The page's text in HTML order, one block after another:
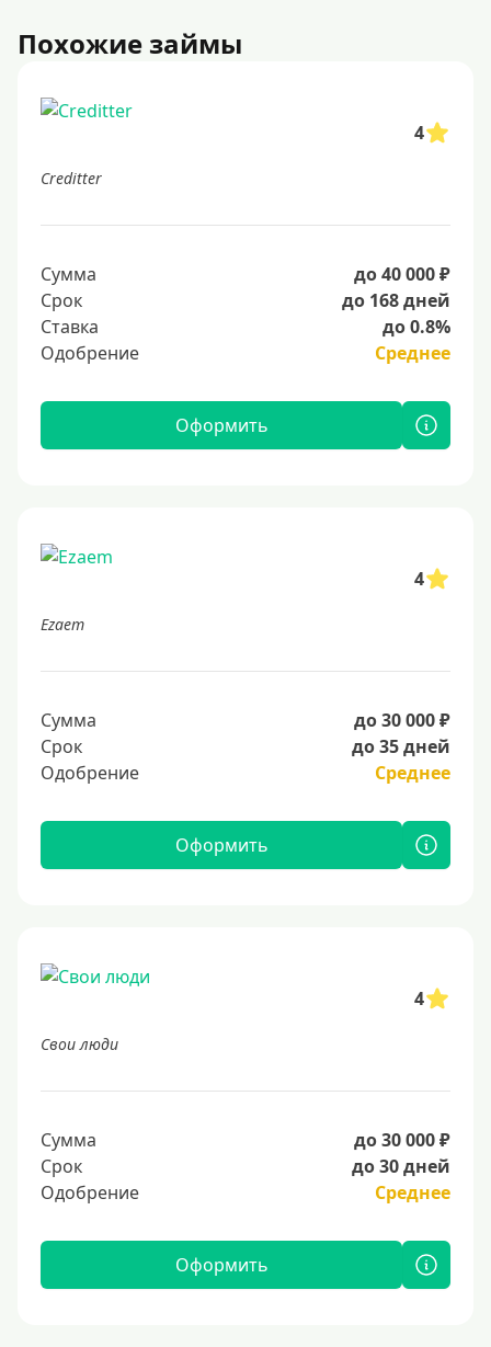
Похожие займы
4
Creditter
Сумма
до 40 000 ₽
Срок
до 168 дней
Ставка
до 0.8%
Одобрение
Среднее
Оформить
4
Ezaem
Сумма
до 30 000 ₽
Срок
до 35 дней
Одобрение
Среднее
Оформить
4
Свои люди
Сумма
до 30 000 ₽
Срок
до 30 дней
Одобрение
Среднее
Оформить